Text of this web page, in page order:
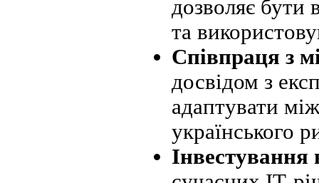
дозволяє бути
та
Співпраця з
досвідом з
адаптувати
українського
Інвестування